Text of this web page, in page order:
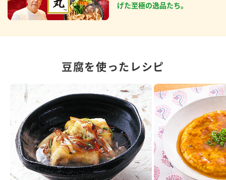
げた至極の逸品たち。
豆腐を使ったレシピ